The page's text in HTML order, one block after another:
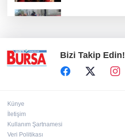
Bizi Takip Edin!
Künye
İletişim
Kullanım Şartnamesi
Veri Politikası